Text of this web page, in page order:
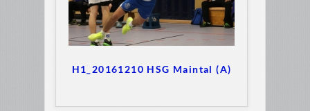
H1_20161210 HSG Maintal (A)